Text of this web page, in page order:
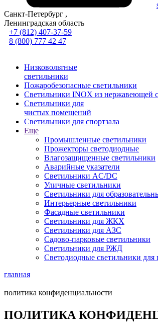
Санкт-Петербург ,
Ленинградская область
+7 (812) 407-37-59
8 (800) 777 42 47
Низковольтные
светильники
Пожаробезопасные светильники
Светильники INOX из нержавеющей
Светильники для
чистых помещений
Светильники для спортзала
Еще
Промышленные светильники
Прожекторы светодиодные
Влагозащищенные светильники
Аварийные указатели
Светильники AC/DC
Уличные светильники
Светильники для
Интерьерные светильники
Фасадные светильники
Светильники для ЖКХ
Светильники для АЗС
Садово-парковые светильники
Светильники для РЖД
Светодиодные светильники для
главная
политика конфиденциальности
ПОЛИТИКА